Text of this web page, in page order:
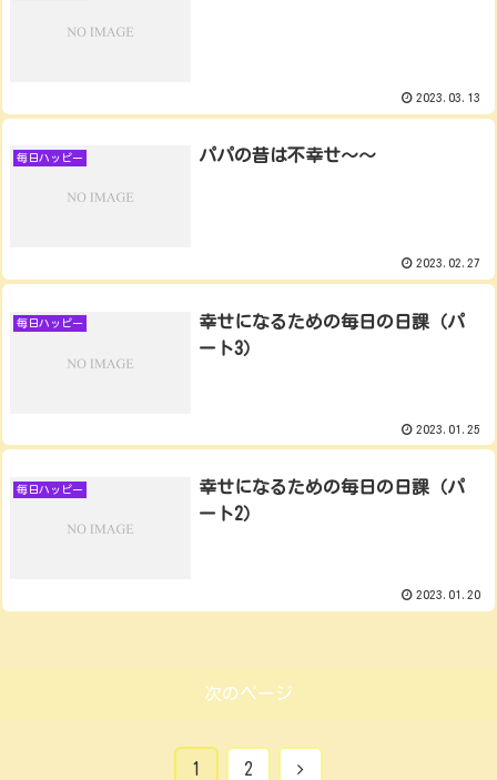
2023.03.13
毎日ハッピー パパの昔は不幸せ〜〜
2023.02.27
毎日ハッピー
幸せになるための毎日の日課（パ
ート3）
2023.01.25
毎日ハッピー
幸せになるための毎日の日課（パ
ート2）
2023.01.20
次のページ
1 2 次